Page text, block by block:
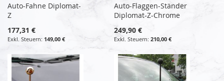
Auto-Fahne Diplomat-
Z
177,31 €
149,00 €
Auto-Flaggen-Ständer
Diplomat-Z-Chrome
249,90 €
210,00 €